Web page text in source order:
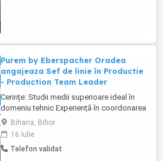
Purem by Eberspacher Oradea
angajeaza Sef de linie în Productie
- Production Team Leader
Cerințe: Studii medii superioare ideal în
domeniu tehnic Experiență în coordonarea
unei echipe într-un mediu de producție
Disponibilitate de lucru în 3 schimburi
Cunoștințe de operare în SAP constituie
avantaj Cunoștințe tehnice solide
Biharia, Bihor
16 iulie
Telefon validat